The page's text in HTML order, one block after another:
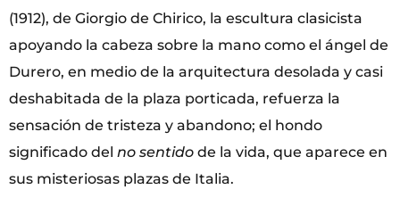
(1912), de Giorgio de Chirico, la escultura clasicista
apoyando la cabeza sobre la mano como el ángel de
Durero, en medio de la arquitectura desolada y casi
deshabitada de la plaza porticada, refuerza la
sensación de tristeza y abandono; el hondo
significado del no sentido de la vida, que aparece en
sus misteriosas plazas de Italia.